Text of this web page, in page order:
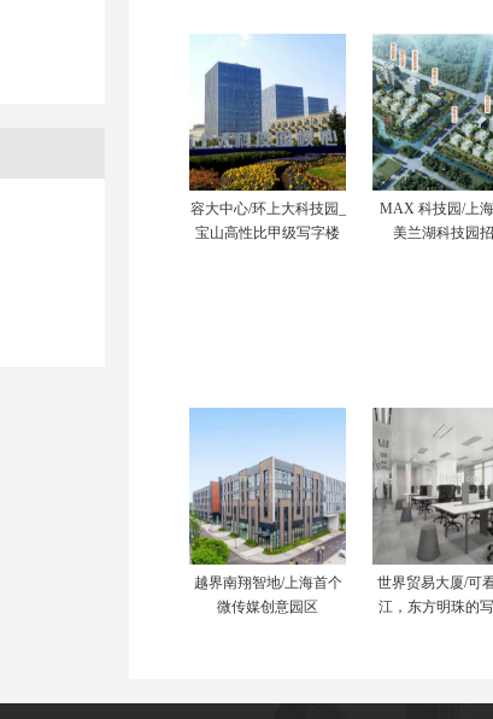
容大中心/环上大科技园_
宝山高性比甲级写字楼
MAX 科技园/上
美兰湖科技园
越界南翔智地/上海首个
微传媒创意园区
世界贸易大厦/可
江，东方明珠的